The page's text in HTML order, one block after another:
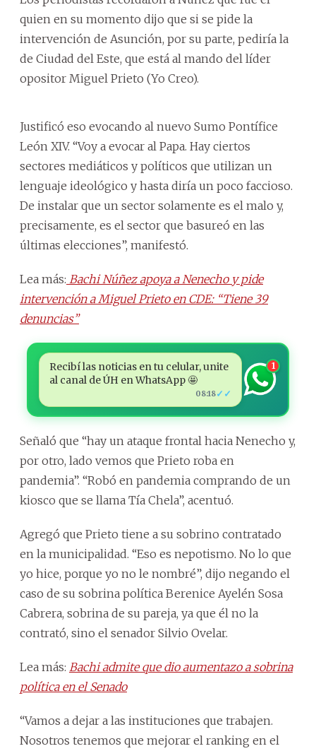
quien en su momento dijo que si se pide la
intervención de Asunción, por su parte, pediría la
de Ciudad del Este, que está al mando del líder
opositor Miguel Prieto (Yo Creo).
Justificó eso evocando al nuevo Sumo Pontífice
León XIV. “Voy a evocar al Papa. Hay ciertos
sectores mediáticos y políticos que utilizan un
lenguaje ideológico y hasta diría un poco faccioso.
De instalar que un sector solamente es el malo y,
precisamente, es el sector que basureó en las
últimas elecciones”, manifestó.
Lea más: Bachi Núñez apoya a Nenecho y pide
intervención a Miguel Prieto en CDE: “Tiene 39
denuncias”
Recibí las noticias en tu celular, unite
al canal de ÚH en WhatsApp 🤩
08:18✓✓
1
Señaló que “hay un ataque frontal hacia Nenecho y,
por otro, lado vemos que Prieto roba en
pandemia”. “Robó en pandemia comprando de un
kiosco que se llama Tía Chela”, acentuó.
Agregó que Prieto tiene a su sobrino contratado
en la municipalidad. “Eso es nepotismo. No lo que
yo hice, porque yo no le nombré”, dijo negando el
caso de su sobrina política Berenice Ayelén Sosa
Cabrera, sobrina de su pareja, ya que él no la
contrató, sino el senador Silvio Ovelar.
Lea más: Bachi admite que dio aumentazo a sobrina
política en el Senado
“Vamos a dejar a las instituciones que trabajen.
Nosotros tenemos que mejorar el ranking en el